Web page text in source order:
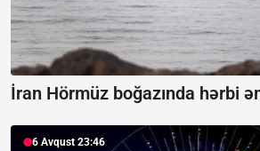
İran Hörmüz boğazında hərbi
6 Avqust 23:46